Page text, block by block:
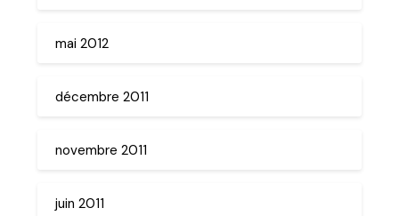
mai 2012
décembre 2011
novembre 2011
juin 2011